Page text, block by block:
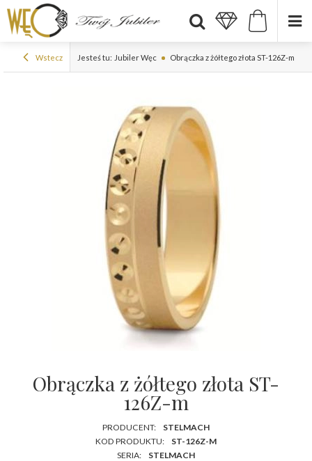
Wstecz Jesteś tu: Jubiler Węc Obrączka z żółtego złota ST-126Z-m
Obrączka z żółtego złota ST-
126Z-m
PRODUCENT:
STELMACH
KOD PRODUKTU:
ST-126Z-M
SERIA:
STELMACH